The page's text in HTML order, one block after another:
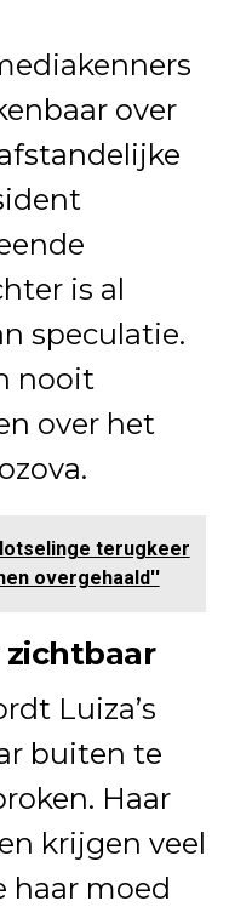
over
is al
speculatie.
nooit
over het
terugkeer
overgehaald''
zichtbaar
Luiza’s
buiten te
Haar
krijgen veel
haar moed